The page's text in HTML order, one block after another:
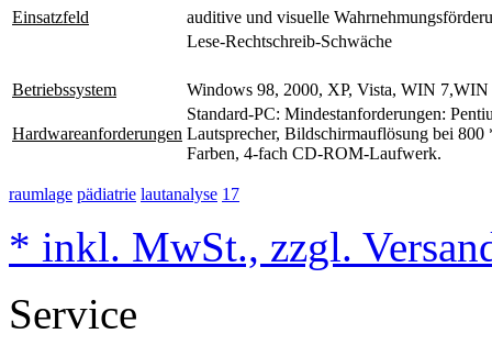
Einsatzfeld
auditive und visuelle
Lese-Rechtschreib-Schwäche
Betriebssystem Windows 98, 2000, XP, Vista, WIN
Hardwareanforderungen
Standard-PC: Mindestanforderungen:
Lautsprecher, Bildschirmauflösung bei
Farben, 4-fach CD-ROM-Laufwerk.
raumlage pädiatrie lautanalyse 17
* inkl. MwSt., zzgl.
Service